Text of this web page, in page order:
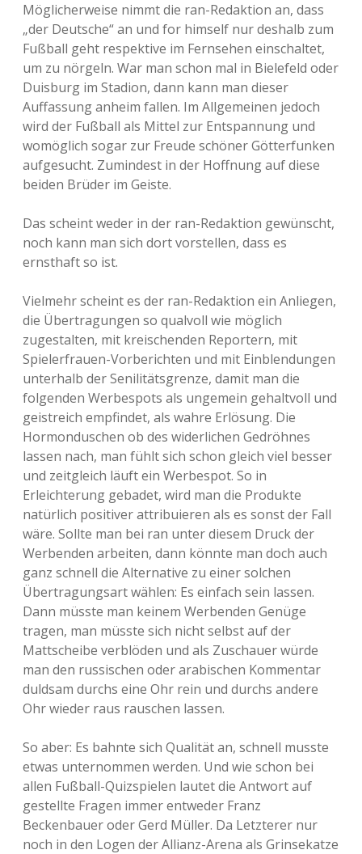
Möglicherweise nimmt die ran-Redaktion an, dass
„der Deutsche“ an und for himself nur deshalb zum
Fußball geht respektive im Fernsehen einschaltet,
um zu nörgeln. War man schon mal in Bielefeld oder
Duisburg im Stadion, dann kann man dieser
Auffassung anheim fallen. Im Allgemeinen jedoch
wird der Fußball als Mittel zur Entspannung und
womöglich sogar zur Freude schöner Götterfunken
aufgesucht. Zumindest in der Hoffnung auf diese
beiden Brüder im Geiste.
Das scheint weder in der ran-Redaktion gewünscht,
noch kann man sich dort vorstellen, dass es
ernsthaft so ist.
Vielmehr scheint es der ran-Redaktion ein Anliegen,
die Übertragungen so qualvoll wie möglich
zugestalten, mit kreischenden Reportern, mit
Spielerfrauen-Vorberichten und mit Einblendungen
unterhalb der Senilitätsgrenze, damit man die
folgenden Werbespots als ungemein gehaltvoll und
geistreich empfindet, als wahre Erlösung. Die
Hormonduschen ob des widerlichen Gedröhnes
lassen nach, man fühlt sich schon gleich viel besser
und zeitgleich läuft ein Werbespot. So in
Erleichterung gebadet, wird man die Produkte
natürlich positiver attribuieren als es sonst der Fall
wäre. Sollte man bei ran unter diesem Druck der
Werbenden arbeiten, dann könnte man doch auch
ganz schnell die Alternative zu einer solchen
Übertragungsart wählen: Es einfach sein lassen.
Dann müsste man keinem Werbenden Genüge
tragen, man müsste sich nicht selbst auf der
Mattscheibe verblöden und als Zuschauer würde
man den russischen oder arabischen Kommentar
duldsam durchs eine Ohr rein und durchs andere
Ohr wieder raus rauschen lassen.
So aber: Es bahnte sich Qualität an, schnell musste
etwas unternommen werden. Und wie schon bei
allen Fußball-Quizspielen lautet die Antwort auf
gestellte Fragen immer entweder Franz
Beckenbauer oder Gerd Müller. Da Letzterer nur
noch in den Logen der Allianz-Arena als Grinsekatze